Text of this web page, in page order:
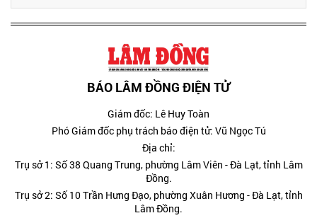
BÁO LÂM ĐỒNG ĐIỆN TỬ
Giám đốc: Lê Huy Toàn
Phó Giám đốc phụ trách báo điện tử: Vũ Ngọc Tú
Địa chỉ:
Trụ sở 1: Số 38 Quang Trung, phường Lâm Viên - Đà Lạt, tỉnh Lâm
Đồng.
Trụ sở 2: Số 10 Trần Hưng Đạo, phường Xuân Hương - Đà Lạt, tỉnh
Lâm Đồng.